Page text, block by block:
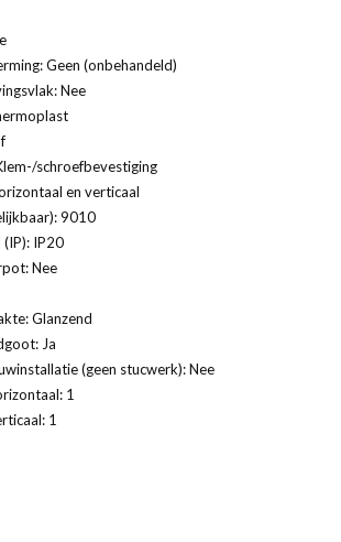
Geen (onbehandeld)
Nee
schroefbevestiging
en verticaal
9010
(IP): IP20
Nee
Glanzend
Ja
(geen stucwerk): Nee
1
1